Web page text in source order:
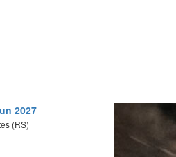
2027
(RS)